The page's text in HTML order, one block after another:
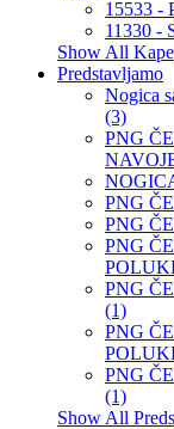
15533 -
11330 -
Show All Kape
Predstavljamo
Nogica
(3)
PNG
PNG
PNG
PNG
PNG
(1)
PNG
PNG
(1)
Show All